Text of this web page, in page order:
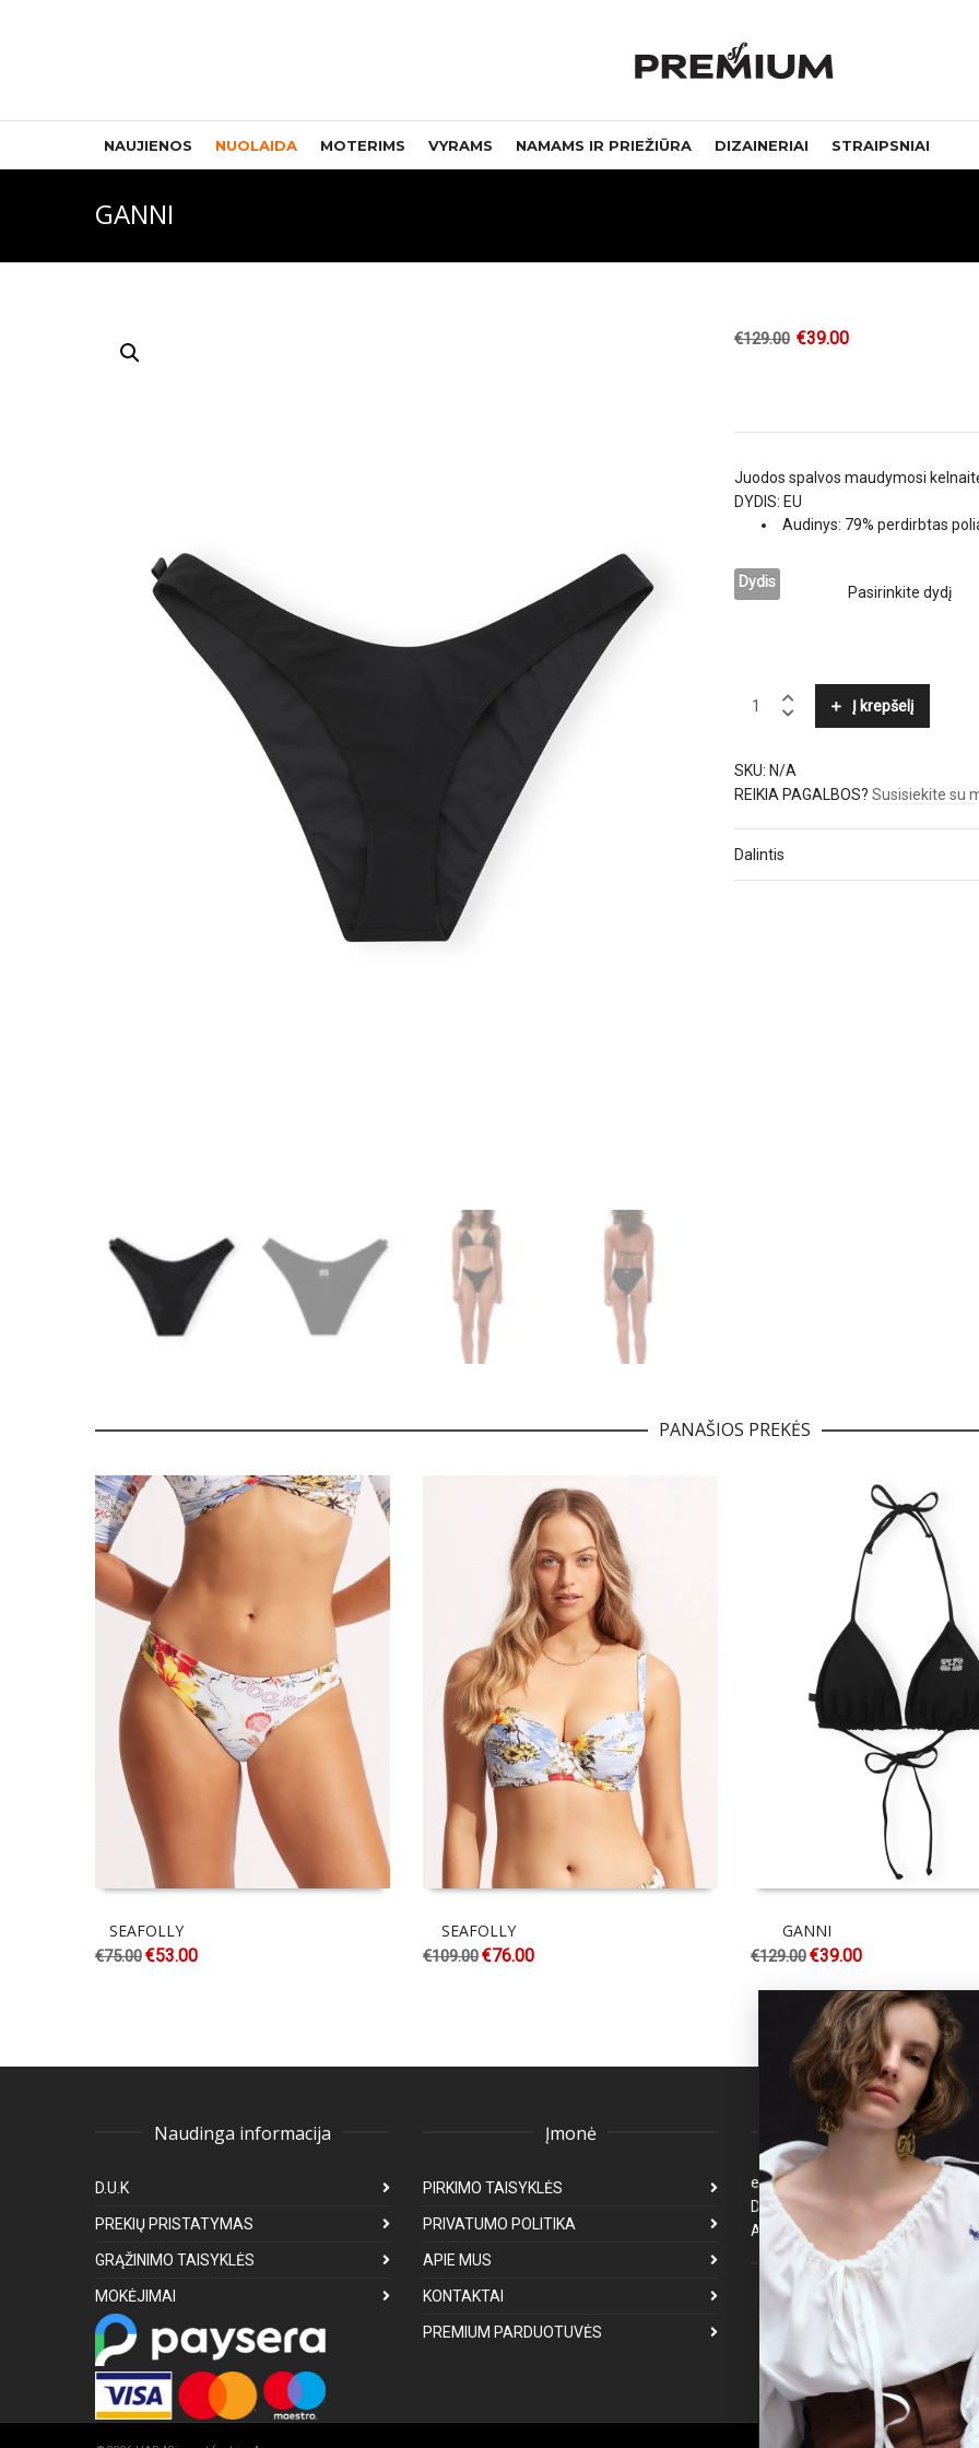
NAUJIENOS NUOLAIDA MOTERIMS VYRAMS NAMAMS IR PRIEŽIŪRA DIZAINERIAI STRAIPSNIAI
GANNI
€129.00 €39.00
Juodos spalvos maudymosi
DYDIS: EU
Audinys: 79% perdirbtas
Dydis
quantity
Į krepšelį
SKU: N/A
REIKIA PAGALBOS? Susisiekite su
Dalintis
PANAŠIOS PREKĖS
SEAFOLLY
€75.00€53.00
SEAFOLLY
€109.00€76.00
GANNI
€129.00€39.00
Naudinga informacija
D.U.K
PREKIŲ PRISTATYMAS
GRĄŽINIMO TAISYKLĖS
MOKĖJIMAI
Įmonė
PIRKIMO TAISYKLĖS
PRIVATUMO POLITIKA
APIE MUS
KONTAKTAI
PREMIUM PARDUOTUVĖS
Klientų aptarnavimas
Darbo laikas: I-V 8:00-17:00
Atsakymas per 1-3 darbo dienas
Mus galite rasti